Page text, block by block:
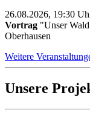
26.08.2026, 19:30
Vortrag "Unser
Oberhausen
Weitere
Unsere